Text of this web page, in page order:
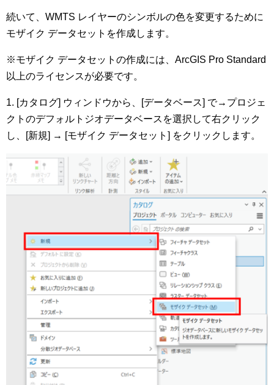
続いて、WMTS レイヤーのシンボルの色を変更するために
モザイク データセットを作成します。
※モザイク データセットの作成には、ArcGIS Pro Standard
以上のライセンスが必要です。
1. [カタログ] ウィンドウから、[データベース] で→プロジェ
クトのデフォルトジオデータベースを選択して右クリック
し、[新規] → [モザイク データセット] をクリックします。